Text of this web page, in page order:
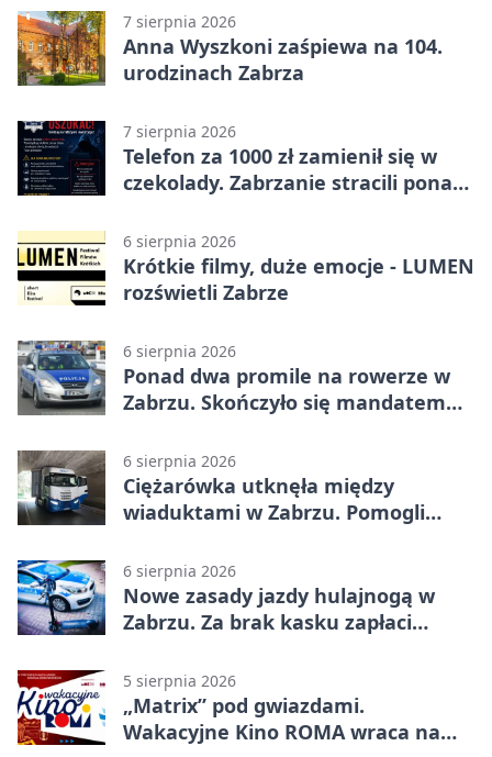
7 sierpnia 2026
Anna Wyszkoni zaśpiewa na 104.
urodzinach Zabrza
7 sierpnia 2026
Telefon za 1000 zł zamienił się w
czekolady. Zabrzanie stracili ponad
6 sierpnia 2026
Krótkie filmy, duże emocje - LUMEN
rozświetli Zabrze
6 sierpnia 2026
Ponad dwa promile na rowerze w
Zabrzu. Skończyło się mandatem
6 sierpnia 2026
Ciężarówka utknęła między
wiaduktami w Zabrzu. Pomogli
6 sierpnia 2026
Nowe zasady jazdy hulajnogą w
Zabrzu. Za brak kasku zapłaci
5 sierpnia 2026
„Matrix” pod gwiazdami.
Wakacyjne Kino ROMA wraca na